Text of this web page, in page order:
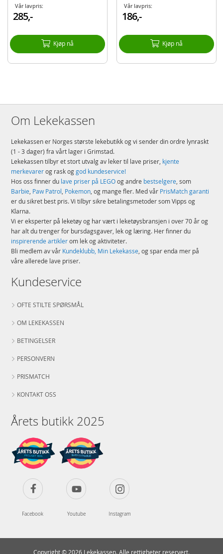
Vår lavpris:
285,-
Kjøp nå
Vår lavpris:
186,-
Kjøp nå
Om Lekekassen
Lekekassen er Norges største lekebutikk og vi sender din ordre lynraskt
(1 - 3 dager) fra vårt lager i Grimstad.
Lekekassen tilbyr et stort utvalg av leker til lave priser, kjente
merkevarerog rask oggod kundeservice!
Hos oss finner du lave priser på LEGOog andre bestselgere , som
Barbie Paw Patrol Pokemon , og mange fler. Med vår PrisMatch garanti
er du sikret best pris. Vi tilbyr sikre betalingsmetoder som Vipps og
Klarna.
Vi er eksperter på leketøy og har vært i leketøysbransjen i over 70 år og
har alt du trenger for bursdagsgaver, lek og læring. Her finner du
inspirerende artiklerom lek og aktiviteter.
Bli medlem av vår Kundeklubb, Min Lekekasse , og spar enda mer på
våre allerede lave priser.
Kundeservice
OFTE STILTE SPØRSMÅL
OM LEKEKASSEN
BETINGELSER
PERSONVERN
PRISMATCH
KONTAKT OSS
Årets butikk 2025
Facebook Youtube Instagram
Copyright © 2026 Lekekassen. Alle rettigheter reservert.